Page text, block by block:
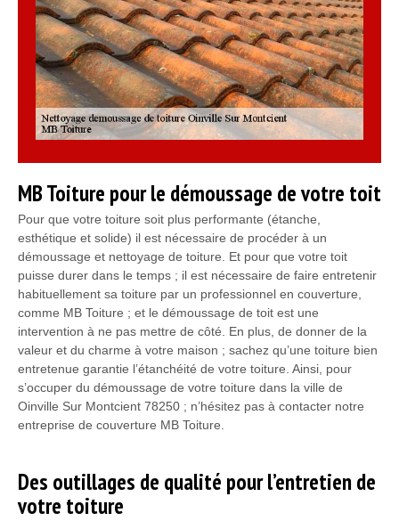
MB Toiture pour le démoussage de votre toit
Pour que votre toiture soit plus performante (étanche,
esthétique et solide) il est nécessaire de procéder à un
démoussage et nettoyage de toiture. Et pour que votre toit
puisse durer dans le temps ; il est nécessaire de faire entretenir
habituellement sa toiture par un professionnel en couverture,
comme MB Toiture ; et le démoussage de toit est une
intervention à ne pas mettre de côté. En plus, de donner de la
valeur et du charme à votre maison ; sachez qu’une toiture bien
entretenue garantie l’étanchéité de votre toiture. Ainsi, pour
s’occuper du démoussage de votre toiture dans la ville de
Oinville Sur Montcient 78250 ; n’hésitez pas à contacter notre
entreprise de couverture MB Toiture.
Des outillages de qualité pour l’entretien de
votre toiture